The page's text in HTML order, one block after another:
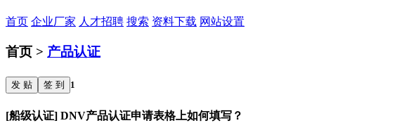
首页 企业厂家 人才招聘 搜索 资料下载 网站设置
首页 > 产品认证
发 贴 签 到 1
[船级认证] DNV产品认证申请表格上如何填写？